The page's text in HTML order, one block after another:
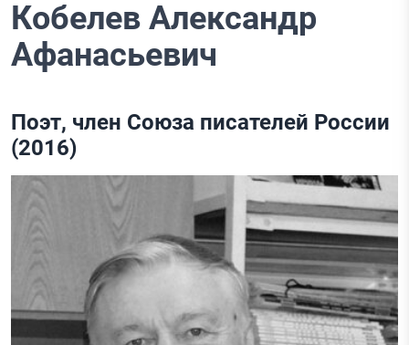
Кобелев Александр
Афанасьевич
Поэт, член Союза писателей России
(2016)